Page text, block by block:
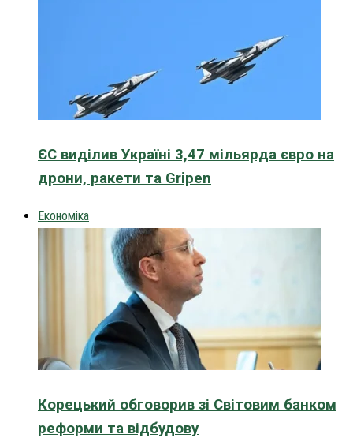
ЄС виділив Україні 3,47 мільярда євро на
дрони, ракети та Gripen
Економіка
Корецький обговорив зі Світовим банком
реформи та відбудову